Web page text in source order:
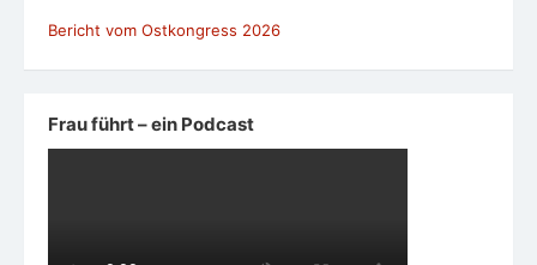
Bericht vom Ostkongress 2026
Frau führt – ein Podcast